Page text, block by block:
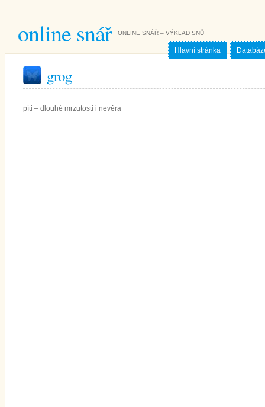
online snář ONLINE SNÁŘ – VÝKLAD SNŮ
Hlavní stránka
grog
píti – dlouhé mrzutosti i nevěra